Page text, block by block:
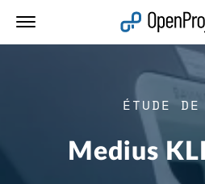
ÉTUDE
Medius
Ouvrir le lien dans un nouvel onglet